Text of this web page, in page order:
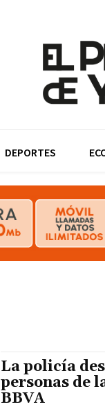
DEPORTES
La policía
personas de
BBVA